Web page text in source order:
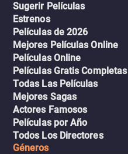
Sugerir Películas
Estrenos
Películas de 2026
Mejores Películas Online
Películas Online
Películas Gratis Completas
Todas Las Películas
Mejores Sagas
Actores Famosos
Películas por Año
Todos Los Directores
Géneros